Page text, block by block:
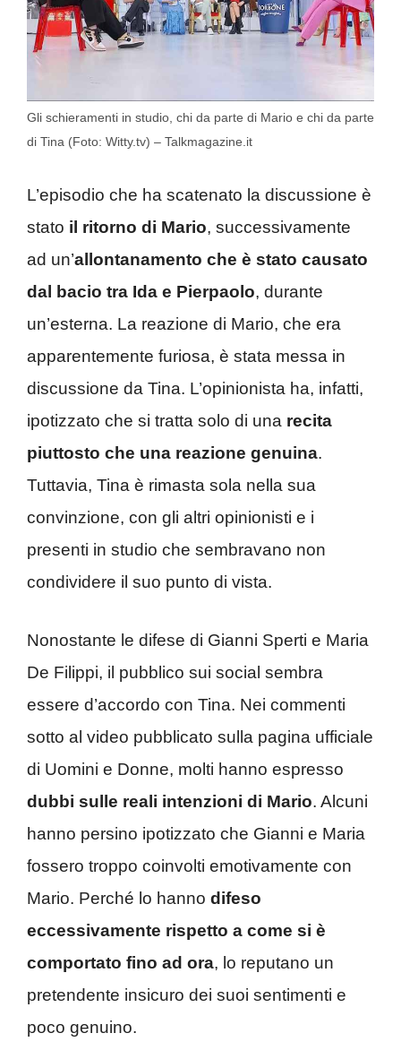
Gli schieramenti in studio, chi da parte di Mario e chi da parte
di Tina (Foto: Witty.tv) – Talkmagazine.it
L’episodio che ha scatenato la discussione è
stato il ritorno di Mario, successivamente
ad un’allontanamento che è stato causato
dal bacio tra Ida e Pierpaolo, durante
un’esterna. La reazione di Mario, che era
apparentemente furiosa, è stata messa in
discussione da Tina. L’opinionista ha, infatti,
ipotizzato che si tratta solo di una recita
piuttosto che una reazione genuina.
Tuttavia, Tina è rimasta sola nella sua
convinzione, con gli altri opinionisti e i
presenti in studio che sembravano non
condividere il suo punto di vista.
Nonostante le difese di Gianni Sperti e Maria
De Filippi, il pubblico sui social sembra
essere d’accordo con Tina. Nei commenti
sotto al video pubblicato sulla pagina ufficiale
di Uomini e Donne, molti hanno espresso
dubbi sulle reali intenzioni di Mario. Alcuni
hanno persino ipotizzato che Gianni e Maria
fossero troppo coinvolti emotivamente con
Mario. Perché lo hanno difeso
eccessivamente rispetto a come si è
comportato fino ad ora, lo reputano un
pretendente insicuro dei suoi sentimenti e
poco genuino.